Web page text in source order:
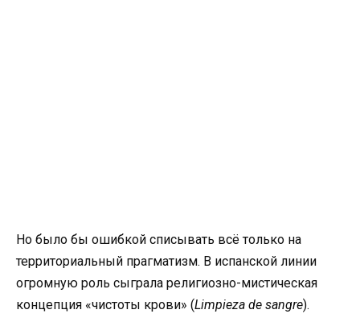
Но было бы ошибкой списывать всё только на
территориальный прагматизм. В испанской линии
огромную роль сыграла религиозно-мистическая
концепция «чистоты крови» (Limpieza de sangre).